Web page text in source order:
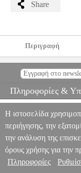
Share
Περιγραφή
Πληροφορίες &
Η ιστοσελίδα
περιήγησης, την
την ανάλυση της
όρους χρήσης για την
Πληροφορίες